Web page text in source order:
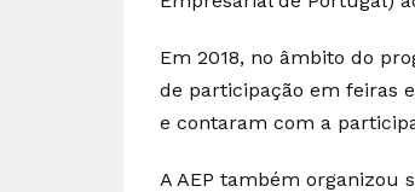
Em 2018, no âmbito do
de participação em feiras
e contaram com a
A AEP também organizou